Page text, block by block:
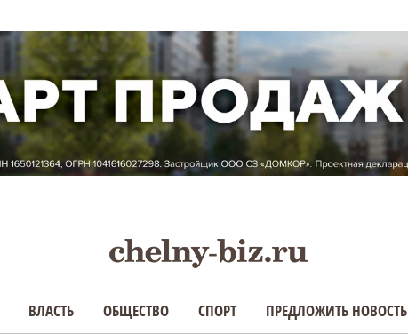
ВЛАСТЬ ОБЩЕСТВО СПОРТ ПРЕДЛОЖИТЬ НОВОСТЬ